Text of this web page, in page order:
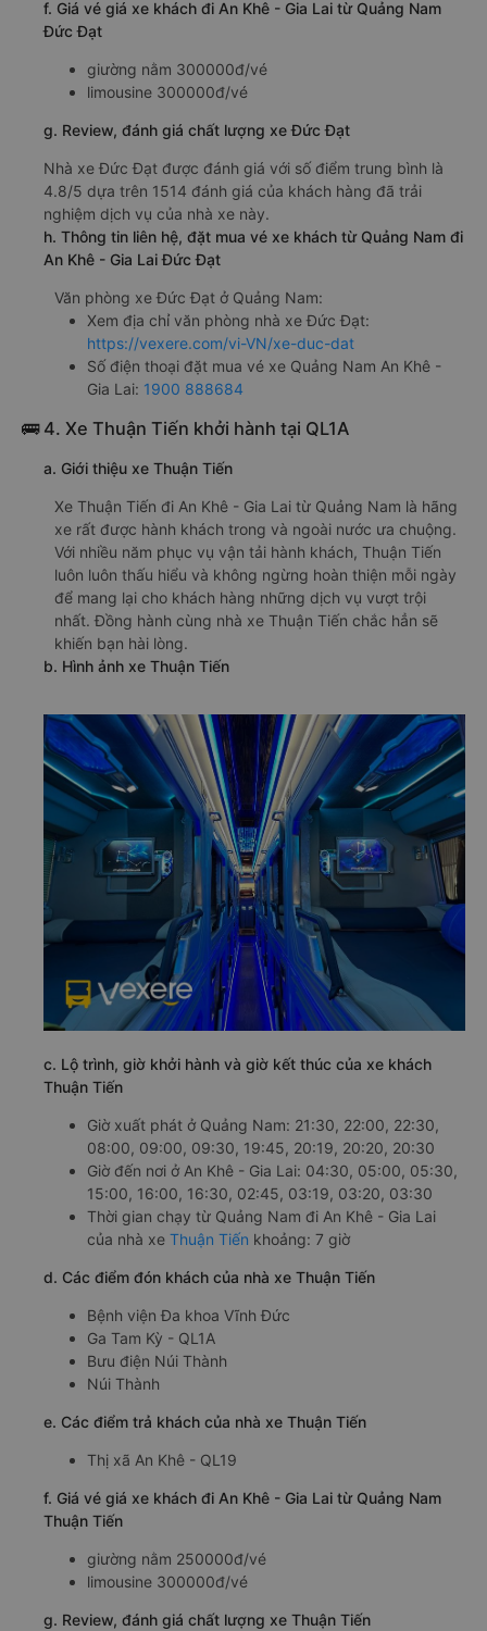
f. Giá vé giá xe khách đi An Khê - Gia Lai từ Quảng Nam
Đức Đạt
giường nằm 300000đ/vé
limousine 300000đ/vé
g. Review, đánh giá chất lượng xe Đức Đạt
Nhà xe Đức Đạt được đánh giá với số điểm trung bình là
4.8/5 dựa trên 1514 đánh giá của khách hàng đã trải
nghiệm dịch vụ của nhà xe này.
h. Thông tin liên hệ, đặt mua vé xe khách từ Quảng Nam đi
An Khê - Gia Lai Đức Đạt
Văn phòng xe Đức Đạt ở Quảng Nam:
Xem địa chỉ văn phòng nhà xe Đức Đạt:
https://vexere.com/vi-VN/xe-duc-dat
Số điện thoại đặt mua vé xe Quảng Nam An Khê -
Gia Lai: 1900 888684
🚌 4. Xe Thuận Tiến khởi hành tại QL1A
a. Giới thiệu xe Thuận Tiến
Xe Thuận Tiến đi An Khê - Gia Lai từ Quảng Nam là hãng
xe rất được hành khách trong và ngoài nước ưa chuộng.
Với nhiều năm phục vụ vận tải hành khách, Thuận Tiến
luôn luôn thấu hiểu và không ngừng hoàn thiện mỗi ngày
để mang lại cho khách hàng những dịch vụ vượt trội
nhất. Đồng hành cùng nhà xe Thuận Tiến chắc hẳn sẽ
khiến bạn hài lòng.
b. Hình ảnh xe Thuận Tiến
c. Lộ trình, giờ khởi hành và giờ kết thúc của xe khách
Thuận Tiến
Giờ xuất phát ở Quảng Nam: 21:30, 22:00, 22:30,
08:00, 09:00, 09:30, 19:45, 20:19, 20:20, 20:30
Giờ đến nơi ở An Khê - Gia Lai: 04:30, 05:00, 05:30,
15:00, 16:00, 16:30, 02:45, 03:19, 03:20, 03:30
Thời gian chạy từ Quảng Nam đi An Khê - Gia Lai
của nhà xe Thuận Tiến khoảng: 7 giờ
d. Các điểm đón khách của nhà xe Thuận Tiến
Bệnh viện Đa khoa Vĩnh Đức
Ga Tam Kỳ - QL1A
Bưu điện Núi Thành
Núi Thành
e. Các điểm trả khách của nhà xe Thuận Tiến
Thị xã An Khê - QL19
f. Giá vé giá xe khách đi An Khê - Gia Lai từ Quảng Nam
Thuận Tiến
giường nằm 250000đ/vé
limousine 300000đ/vé
g. Review, đánh giá chất lượng xe Thuận Tiến